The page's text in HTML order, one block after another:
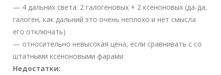
— 4 дальних света: 2 галогеновых + 2 ксеноновых (да-да,
галоген, как дальний это очень неплохо и нет смысла
его отключать)
— относительно невысокая цена, если сравнивать с со
штатными ксеноновыми фарами
Недостатки: